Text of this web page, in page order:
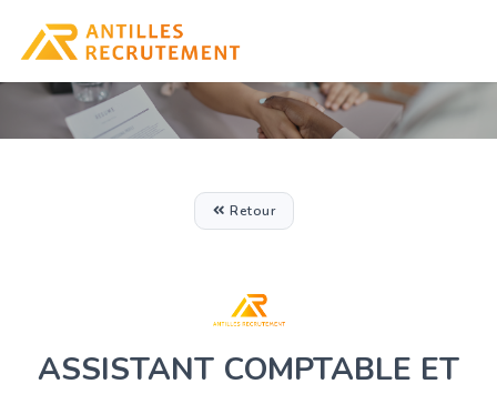
Retour
ASSISTANT COMPTABLE ET